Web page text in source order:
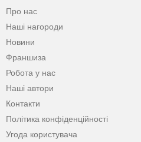
Про нас
Наші нагороди
Новини
Франшиза
Робота у нас
Наші автори
Контакти
Політика конфіденційності
Угода користувача